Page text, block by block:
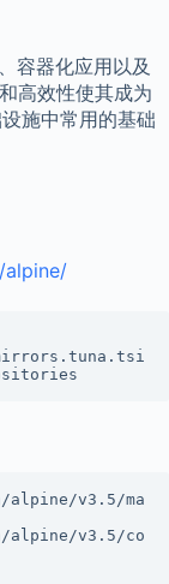
容器化应用以及
高效性使其成为
施中常用的基础
alpine/
v3.5/ma
alpine/v3.5/co